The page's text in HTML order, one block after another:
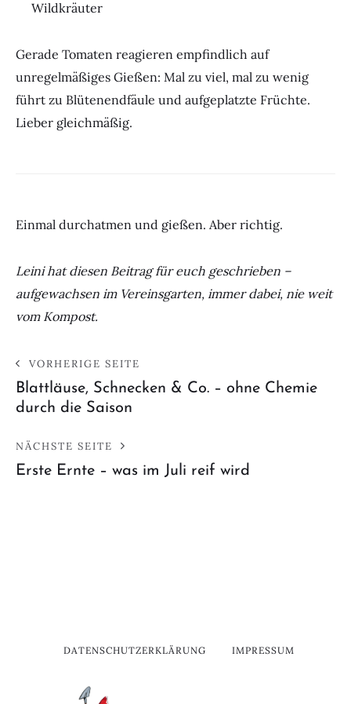
Wildkräuter
Gerade Tomaten reagieren empfindlich auf
unregelmäßiges Gießen: Mal zu viel, mal zu wenig
führt zu Blütenendfäule und aufgeplatzte Früchte.
Lieber gleichmäßig.
Einmal durchatmen und gießen. Aber richtig.
Leini hat diesen Beitrag für euch geschrieben –
aufgewachsen im Vereinsgarten, immer dabei, nie weit
vom Kompost.
VORHERIGE SEITE
Blattläuse, Schnecken & Co. – ohne Chemie
durch die Saison
NÄCHSTE SEITE
Erste Ernte – was im Juli reif wird
DATENSCHUTZERKLÄRUNG IMPRESSUM